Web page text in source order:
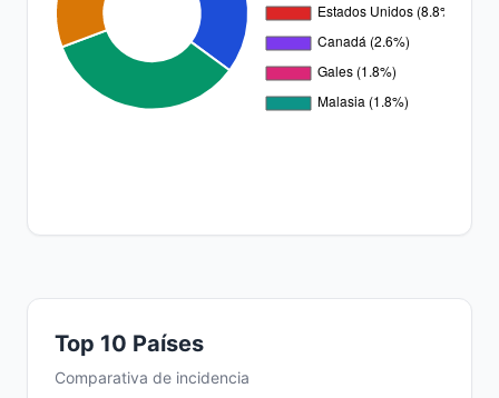
Top 10 Países
Comparativa de incidencia